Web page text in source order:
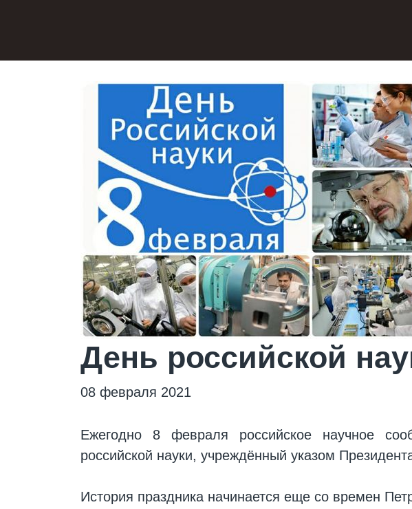
День российской
08 февраля 2021
Ежегодно 8 февраля российское научное
российской науки, учреждённый указом
История праздника начинается еще со времен